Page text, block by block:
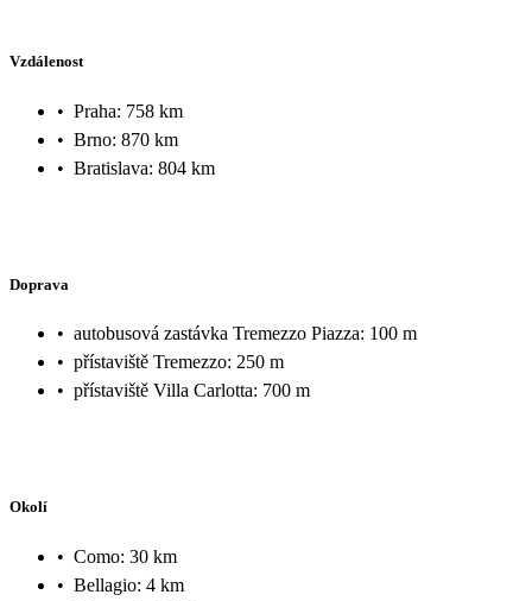
Vzdálenost
• Praha: 758 km
• Brno: 870 km
• Bratislava: 804 km
Doprava
• autobusová zastávka Tremezzo Piazza: 100 m
• přístaviště Tremezzo: 250 m
• přístaviště Villa Carlotta: 700 m
Okolí
• Como: 30 km
• Bellagio: 4 km